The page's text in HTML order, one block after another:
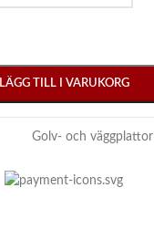
LÄGG TILL I VARUKORG
Golv- och väggplattor